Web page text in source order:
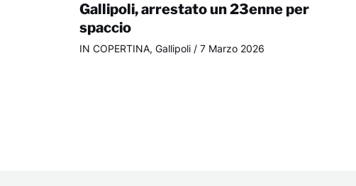
Gallipoli, arrestato un 23enne per
spaccio
IN COPERTINA, Gallipoli / 7 Marzo 2026